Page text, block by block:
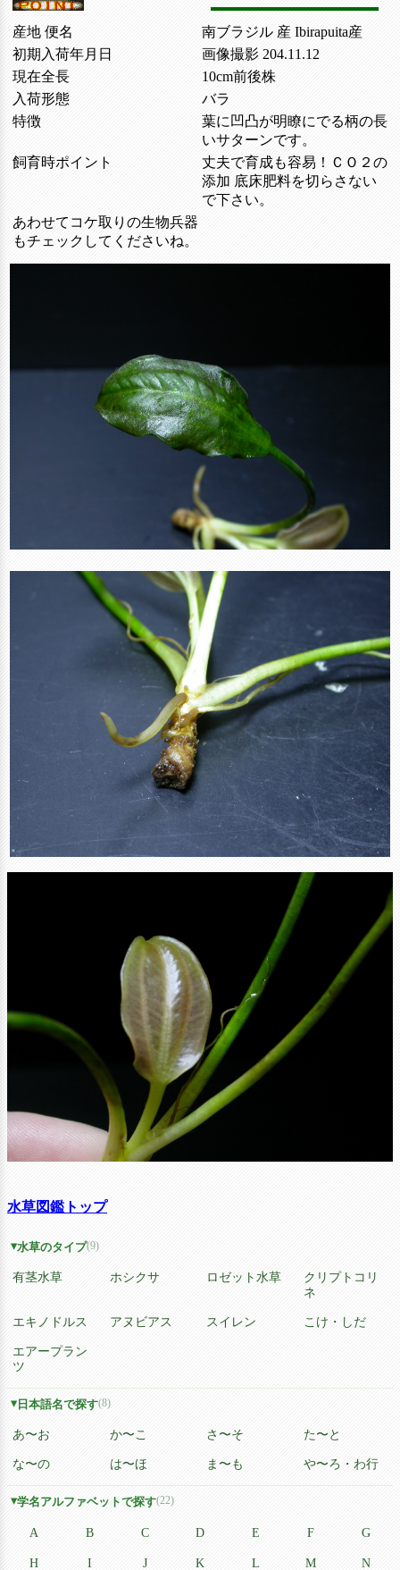
産地 便名
南ブラジル 産 Ibirapuita産
初期入荷年月日
画像撮影 204.11.12
現在全長
10cm前後株
入荷形態
バラ
特徴
葉に凹凸が明瞭にでる柄の長
いサターンです。
飼育時ポイント
丈夫で育成も容易！ＣＯ２の
添加 底床肥料を切らさない
で下さい。
あわせてコケ取りの生物兵器
もチェックしてくださいね。
水草図鑑トップ
水草のタイプ(9)
有茎水草 ホシクサ ロゼット水草
クリプトコリ
ネ
エキノドルス アヌビアス スイレン こけ・しだ
エアープラン
ツ
日本語名で探す(8)
あ〜お か〜こ さ〜そ た〜と
な〜の は〜ほ ま〜も や〜ろ・わ行
学名アルファベットで探す(22)
A B C D E F G
H I J K L M N